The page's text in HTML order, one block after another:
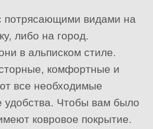
потрясающими видами на
либо на город.
в альписком стиле.
комфортные и
все необходимые
удобства. Чтобы вам было
ковровое покрытие.